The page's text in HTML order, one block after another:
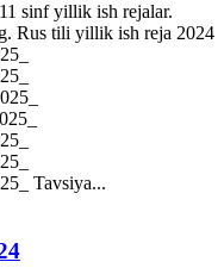
sinf yillik ish rejalar.
Rus tili yillik ish reja 2024
Tavsiya...